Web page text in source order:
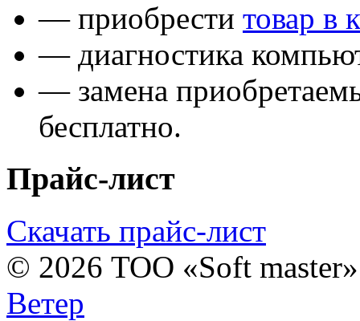
— приобрести товар в
— диагностика
— замена
бесплатно.
Прайс-лист
Скачать прайс-лист
© 2026 ТОО «Soft
Ветер